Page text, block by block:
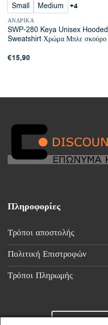
Small Medium +4
ΑΝΔΡΙΚΆ
SWP-280 Keya Unisex Hooded
Sweatshirt Χρώμα Μπλε σκούρο
€15,90
Πληροφορίες
Τρόποι αποστολής
Πολιτική Επιστροφών
Τρόποι Πληρωμής